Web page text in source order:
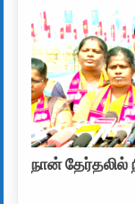
நான் தேர்தலில்